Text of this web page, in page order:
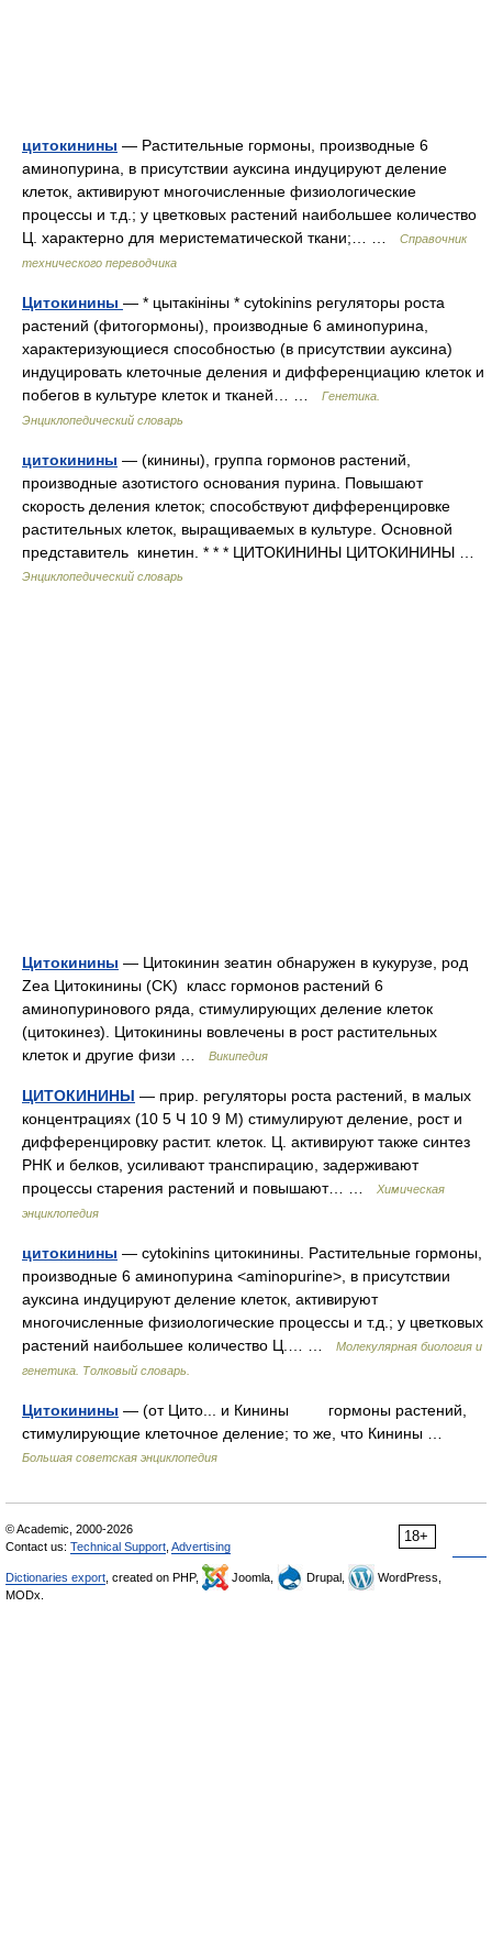
цитокинины — Растительные гормоны, производные 6
аминопурина, в присутствии ауксина индуцируют деление
клеток, активируют многочисленные физиологические
процессы и т.д.; у цветковых растений наибольшее количество
Ц. характерно для меристематической ткани;… …
Справочник
технического переводчика
Цитокинины — * цытакініны * cytokinins регуляторы роста
растений (фитогормоны), производные 6 аминопурина,
характеризующиеся способностью (в присутствии ауксина)
индуцировать клеточные деления и дифференциацию клеток и
побегов в культуре клеток и тканей… …
Генетика.
Энциклопедический словарь
цитокинины — (кинины), группа гормонов растений,
производные азотистого основания пурина. Повышают
скорость деления клеток; способствуют дифференцировке
растительных клеток, выращиваемых в культуре. Основной
представитель кинетин. * * * ЦИТОКИНИНЫ ЦИТОКИНИНЫ …
Энциклопедический словарь
Цитокинины — Цитокинин зеатин обнаружен в кукурузе, род
Zea Цитокинины (CK) класс гормонов растений 6
аминопуринового ряда, стимулирующих деление клеток
(цитокинез). Цитокинины вовлечены в рост растительных
клеток и другие физи …
Википедия
ЦИТОКИНИНЫ — прир. регуляторы роста растений, в малых
концентрациях (10 5 Ч 10 9 М) стимулируют деление, рост и
дифференцировку растит. клеток. Ц. активируют также синтез
РНК и белков, усиливают транспирацию, задерживают
процессы старения растений и повышают… …
Химическая
энциклопедия
цитокинины — cytokinins цитокинины. Pастительные гормоны,
производные 6 аминопурина <aminopurine>, в присутствии
ауксина индуцируют деление клеток, активируют
многочисленные физиологические процессы и т.д.; у цветковых
растений наибольшее количество Ц.… …
Молекулярная биология и
генетика. Толковый словарь.
Цитокинины — (от Цито... и Кинины гормоны растений,
стимулирующие клеточное деление; то же, что Кинины …
Большая советская энциклопедия
18+
© Academic, 2000-2026
Contact us: Technical Support Advertising
Dictionaries export , created on PHP, Joomla, Drupal,
WordPress,
MODx.